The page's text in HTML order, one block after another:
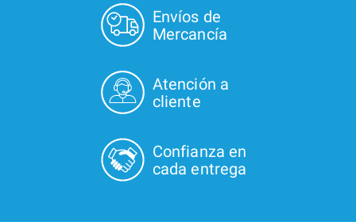
Envíos de
Mercancía
Atención a
cliente
Confianza en
cada entrega